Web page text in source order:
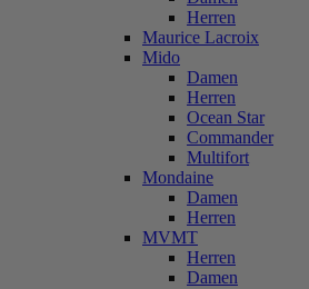
Herren
Maurice Lacroix
Mido
Damen
Herren
Ocean Star
Commander
Multifort
Mondaine
Damen
Herren
MVMT
Herren
Damen